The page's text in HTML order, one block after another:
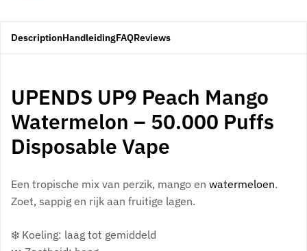
DescriptionHandleidingFAQReviews
UPENDS UP9 Peach Mango
Watermelon – 50.000 Puffs
Disposable Vape
Een tropische mix van perzik, mango en watermeloen.
Zoet, sappig en rijk aan fruitige lagen.
❄️ Koeling: laag tot gemiddeld